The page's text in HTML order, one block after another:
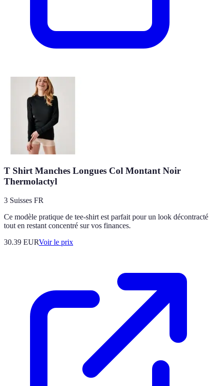
T Shirt Manches Longues Col Montant Noir
Thermolactyl
3 Suisses FR
Ce modèle pratique de tee-shirt est parfait pour un look décontracté
tout en restant concentré sur vos finances.
30.39 EURVoir le prix